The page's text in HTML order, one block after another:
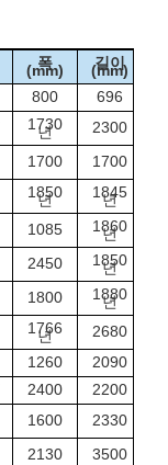
폭
(mm) 길이
(mm)
800 696
1730
년 2300
1700 1700
1850
년 1845
년
1085 1860
년
2450 1850
년
1800 1880
년
1766
년 2680
1260 2090
2400 2200
1600 2330
2130 3500